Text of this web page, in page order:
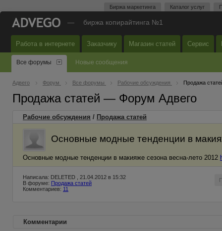
Биржа маркетинга Каталог услуг
— биржа копирайтинга №1
Работа в интернете Заказчику Магазин статей Сервис
Все форумы Новые сообщения
Адвего Форум Все форумы Рабочие обсуждения Продажа
Продажа статей — Форум Адвего
Рабочие обсуждения / Продажа статей
Основные модные тенденции в
Основные модные тенденции в макияже сезона весна-лето 2012
Написала: DELETED , 21.04.2012 в 15:32
В форуме: Продажа статей
Комментариев: 11
Комментарии